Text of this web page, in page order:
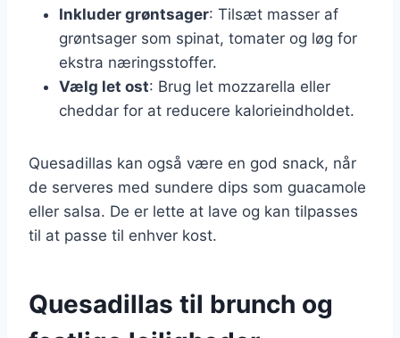
Inkluder grøntsager: Tilsæt masser af
grøntsager som spinat, tomater og løg for
ekstra næringsstoffer.
Vælg let ost: Brug let mozzarella eller
cheddar for at reducere kalorieindholdet.
Quesadillas kan også være en god snack, når
de serveres med sundere dips som guacamole
eller salsa. De er lette at lave og kan tilpasses
til at passe til enhver kost.
Quesadillas til brunch og